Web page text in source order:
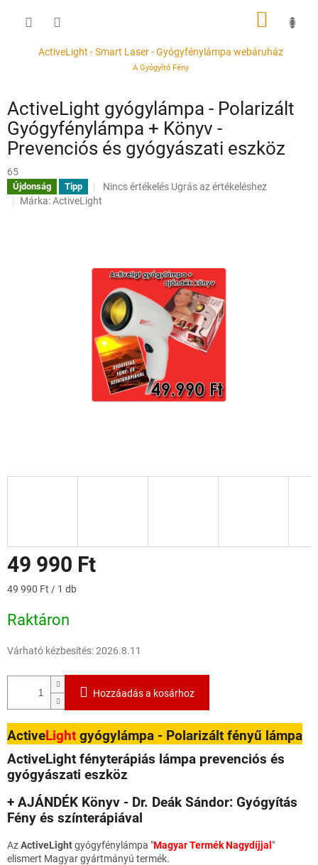
tartalomhozActiveLight - Smart Laser - Gyógyfénylámpa webáruház
A Gyógyító Fény
KOSÁR
ActiveLight gyógylámpa - Polarizált
Gyógyfénylámpa + Könyv -
Prevenciós és gyógyászati eszköz
65
Újdonság Tipp
A
0,0
csillag.
Nincs értékelés Ugrás az értékeléshez
Márka:ActiveLight
49 990 Ft
Egységár:
49 990 Ft / 1 db
Raktáron
Várható kézbesítés:2026.8.11
Hozzáadás a kosárhoz
ActiveLight gyógylámpa - Polarizált fényű lámpa
ActiveLight fényterápiás lámpa prevenciós és
gyógyászati eszköz
+ AJÁNDÉK Könyv - Dr. Deák Sándor: Gyógyítás
Fény és színterápiával
AzActiveLightgyógyfénylámpa "Magyar Termék Nagydíjjal "
elismert Magyar gyártmányú termék.